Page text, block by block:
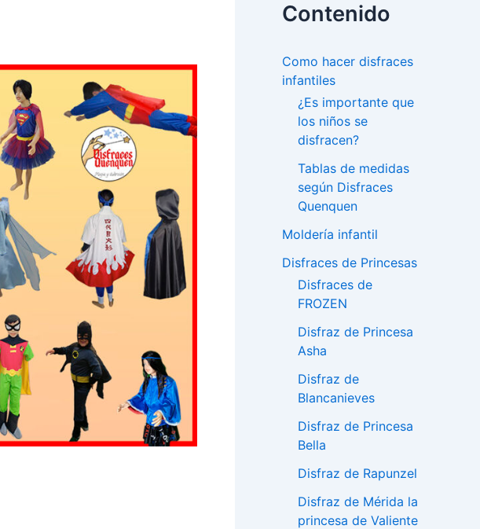
Contenido
Como hacer disfraces
infantiles
¿Es importante que
los niños se
disfracen?
Tablas de medidas
según Disfraces
Quenquen
Moldería infantil
Disfraces de Princesas
Disfraces de
FROZEN
Disfraz de Princesa
Asha
Disfraz de
Blancanieves
Disfraz de Princesa
Bella
Disfraz de Rapunzel
Disfraz de Mérida la
princesa de Valiente